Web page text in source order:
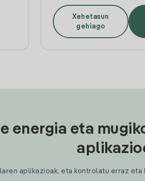
Xehetasun
gehiago
energia eta
aplikazioak, eta kontrolatu erraz